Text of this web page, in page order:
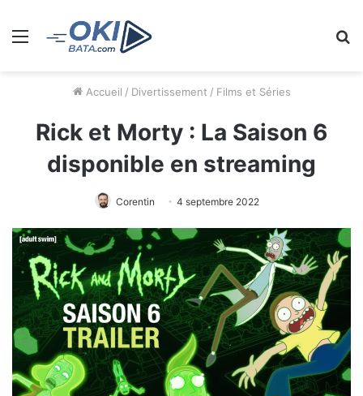
Menu
Accueil / Divertissement / Films et Séries
Rick et Morty : La Saison 6
disponible en streaming
Corentin 4 septembre 2022